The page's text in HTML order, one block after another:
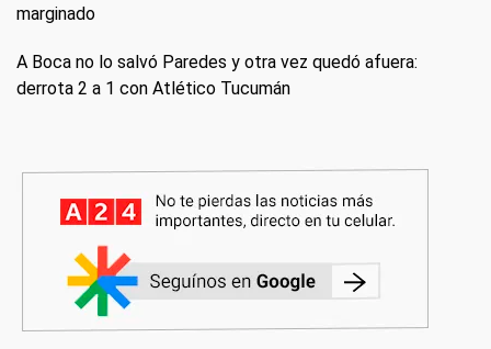
marginado
A Boca no lo salvó Paredes y otra vez quedó afuera:
derrota 2 a 1 con Atlético Tucumán